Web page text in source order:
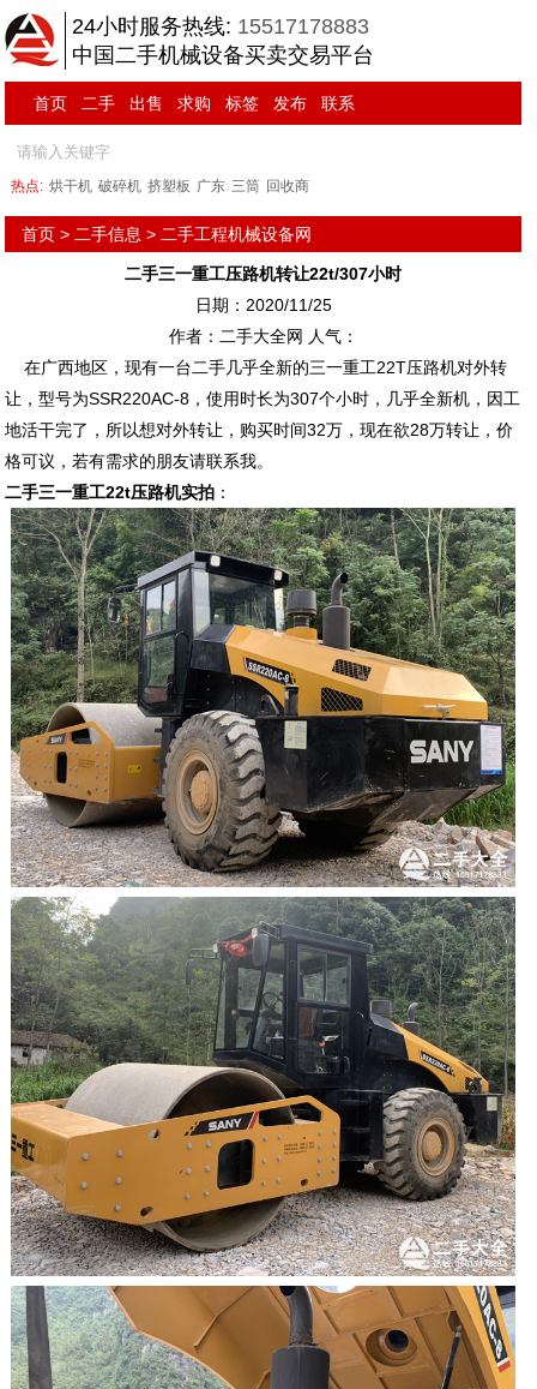
24小时服务热线: 15517178883
中国二手机械设备买卖交易平台
首页 二手 出售 求购 标签 发布 联系
热点: 烘干机 破碎机 挤塑板 广东 三筒 回收商
首页 > 二手信息 > 二手工程机械设备网
二手三一重工压路机转让22t/307小时
日期：2020/11/25
作者：二手大全网 人气：
在广西地区，现有一台二手几乎全新的三一重工22T压路机对外转
让，型号为SSR220AC-8，使用时长为307个小时，几乎全新机，因工
地活干完了，所以想对外转让，购买时间32万，现在欲28万转让，价
格可议，若有需求的朋友请联系我。
二手三一重工22t压路机实拍 ：